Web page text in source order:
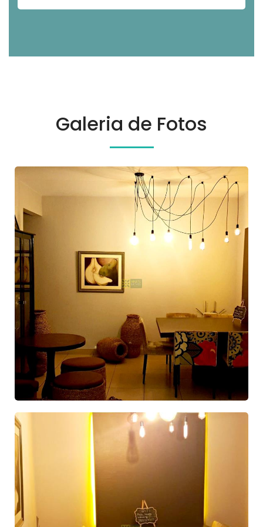
TEMPORADA
Código: 157 -
Apartamento
Centro - Porto Belo
GALERIA DE FOTOS RESERVAR